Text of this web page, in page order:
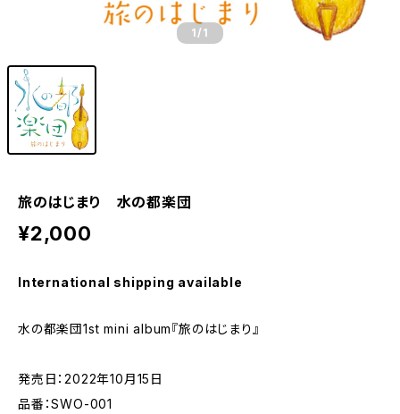
1 /1
旅のはじまり 水の都楽団
¥2,000
International shipping available
水の都楽団1st mini album『旅のはじまり』
発売日：2022年10月15日
品番：SWO-001